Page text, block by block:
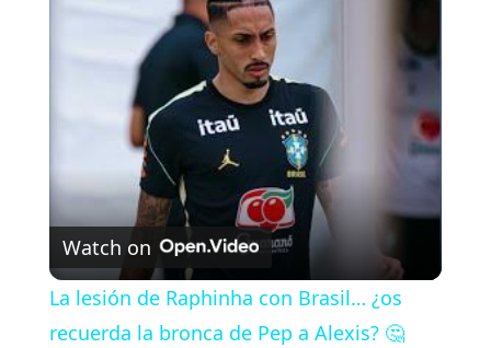
l
a
y
V
i
Watch on
La lesión de Raphinha con Brasil… ¿os
recuerda la bronca de Pep a Alexis? 🤔